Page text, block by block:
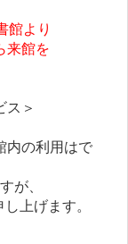
館より
来館を
ス＞
内の利用はで
が、
上げます。